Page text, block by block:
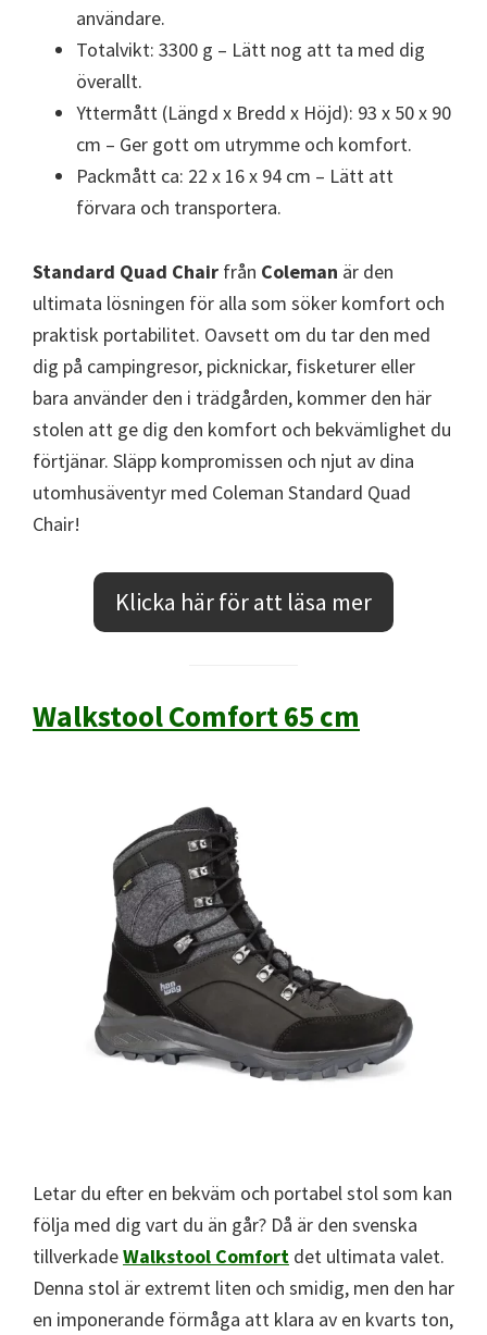
användare.
Totalvikt: 3300 g – Lätt nog att ta med dig
överallt.
Yttermått (Längd x Bredd x Höjd): 93 x 50 x 90
cm – Ger gott om utrymme och komfort.
Packmått ca: 22 x 16 x 94 cm – Lätt att
förvara och transportera.
Standard Quad Chair från Coleman är den
ultimata lösningen för alla som söker komfort och
praktisk portabilitet. Oavsett om du tar den med
dig på campingresor, picknickar, fisketurer eller
bara använder den i trädgården, kommer den här
stolen att ge dig den komfort och bekvämlighet du
förtjänar. Släpp kompromissen och njut av dina
utomhusäventyr med Coleman Standard Quad
Chair!
Klicka här för att läsa mer
Walkstool Comfort 65 cm
Letar du efter en bekväm och portabel stol som kan
följa med dig vart du än går? Då är den svenska
tillverkadeWalkstool Comfort det ultimata valet.
Denna stol är extremt liten och smidig, men den har
en imponerande förmåga att klara av en kvarts ton,